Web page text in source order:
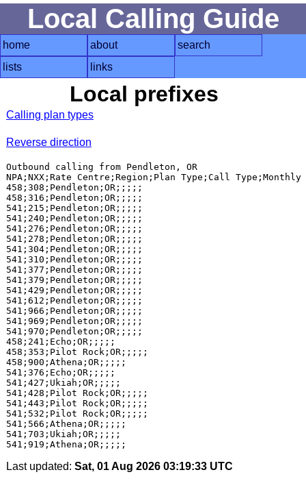
Local Calling Guide
home about
search
lists
links
Local prefixes
Calling plan types
Reverse direction
Outbound calling from Pendleton, OR
NPA;NXX;Rate Centre;Region;Plan Type;Call
458;308;Pendleton;OR;;;;;
458;316;Pendleton;OR;;;;;
541;215;Pendleton;OR;;;;;
541;240;Pendleton;OR;;;;;
541;276;Pendleton;OR;;;;;
541;278;Pendleton;OR;;;;;
541;304;Pendleton;OR;;;;;
541;310;Pendleton;OR;;;;;
541;377;Pendleton;OR;;;;;
541;379;Pendleton;OR;;;;;
541;429;Pendleton;OR;;;;;
541;612;Pendleton;OR;;;;;
541;966;Pendleton;OR;;;;;
541;969;Pendleton;OR;;;;;
541;970;Pendleton;OR;;;;;
458;241;Echo;OR;;;;;
458;353;Pilot Rock;OR;;;;;
458;900;Athena;OR;;;;;
541;376;Echo;OR;;;;;
541;427;Ukiah;OR;;;;;
541;428;Pilot Rock;OR;;;;;
541;443;Pilot Rock;OR;;;;;
541;532;Pilot Rock;OR;;;;;
541;566;Athena;OR;;;;;
541;703;Ukiah;OR;;;;;
Last updated: Sat, 01 Aug 2026 03:19:33 UTC